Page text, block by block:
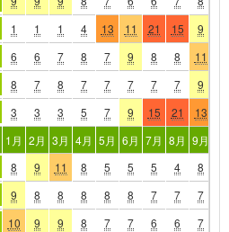
1 1 1 4 13 11 21 15 9
6 6 7 8 7 9 8 8 11
8 7 8 7 7 7 7 7 9
3 3 3 5 7 9 15 21 13
1月 2月 3月 4月 5月 6月 7月 8月 9月
8 9 11 8 5 5 5 4 8
9 8 8 8 8 8 7 7 7
10 9 9 8 7 7 6 6 7